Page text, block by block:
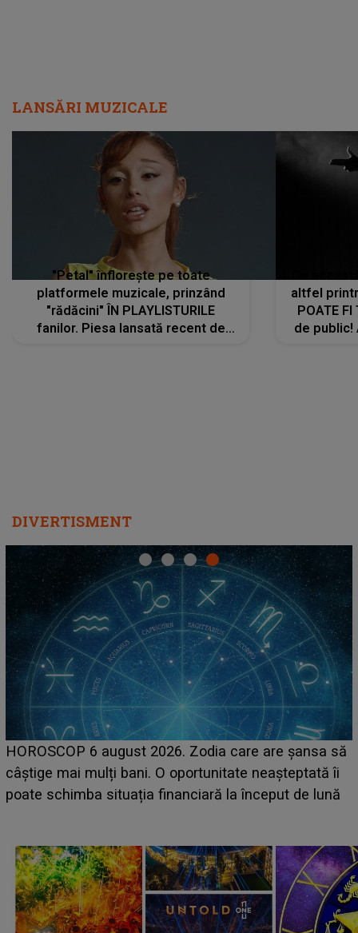
LANSĂRI MUZICALE
"Petal" înflorește pe toate
platformele muzicale, prinzând
"rădăcini" ÎN PLAYLISTURILE
fanilor. Piesa lansată recent de
altfel
POATE FI
de public!
DIVERTISMENT
HOROSCOP 6 august 2026. Zodia care are șansa să
câștige mai mulți bani. O oportunitate neașteptată îi
poate schimba situația financiară la început de lună